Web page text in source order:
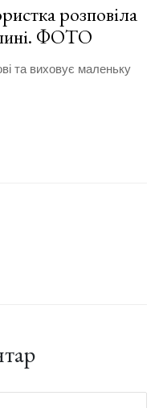
розповіла
ФОТО
та виховує маленьку